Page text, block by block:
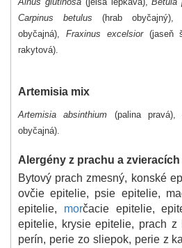
Carpinus betulus
(hrab obyčajný),
obyčajná),
Fraxinus excelsior (jaseň
rakytová).
Artemisia mix
Artemisia absinthium (palina pravá),
obyčajná).
Alergény z prachu a
Bytový prach zmesný, konské
ovčie epitelie, psie epitelie,
epitelie, morčacie epitelie,
epitelie, krysie epitelie, prach z
perín, perie zo sliepok, perie z